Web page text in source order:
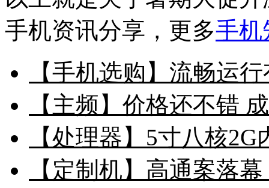
手机资讯分享，更多手机
【手机选购】流畅运
【主频】价格还不错
【处理器】5寸八核
【定制机】高通案落